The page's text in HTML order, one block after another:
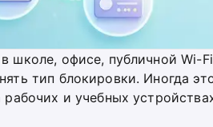
школе, офисе, публичной Wi-
тип блокировки. Иногда
рабочих и учебных